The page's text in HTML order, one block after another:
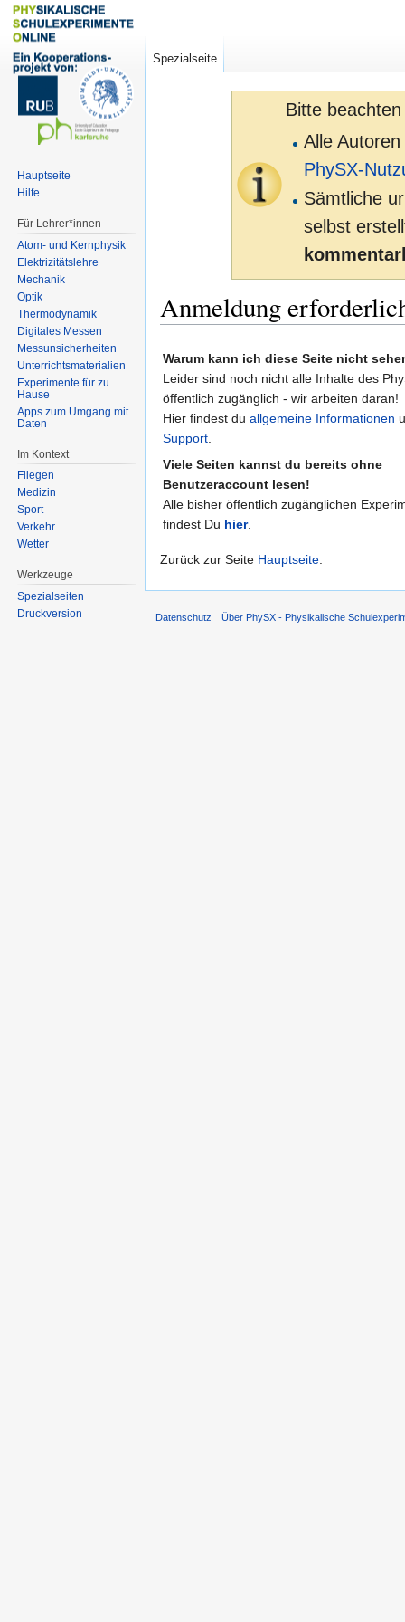
Bitte
Alle
PhySX-
Sämtliche
selbst
Anmeldung
Warum kann ich diese Seite nicht
Leider sind noch nicht alle Inhalte des
öffentlich zugänglich - wir arbeiten daran!
Hier findest du allgemeine Informationen
Support
Viele Seiten kannst du bereits ohne
Benutzeraccount lesen!
Alle bisher öffentlich zugänglichen
findest Du hier.
Zurück zur Seite Hauptseite
Spezialseite
Hauptseite
Hilfe
Für Lehrer*innen
Atom- und Kernphysik
Elektrizitätslehre
Mechanik
Optik
Thermodynamik
Digitales Messen
Messunsicherheiten
Unterrichtsmaterialien
Experimente für zu
Hause
Apps zum Umgang mit
Daten
Im Kontext
Fliegen
Medizin
Sport
Verkehr
Wetter
Werkzeuge
Spezialseiten
Druckversion
Datenschutz Über PhySX - Physikalische